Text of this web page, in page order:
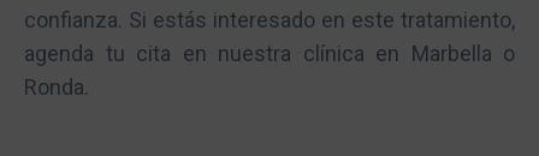
confianza. Si estás interesado en este tratamiento,
agenda tu cita en nuestra clínica en Marbella o
Ronda.